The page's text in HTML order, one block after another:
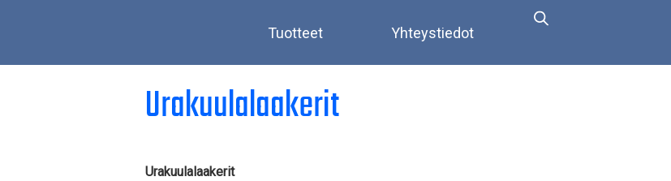
Tuotteet Yhteystiedot
Urakuulalaakerit
Urakuulalaakerit